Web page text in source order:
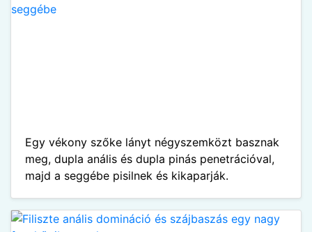
Egy vékony szőke lányt négyszemközt basznak
meg, dupla anális és dupla pinás penetrációval,
majd a seggébe pisilnek és kikaparják.